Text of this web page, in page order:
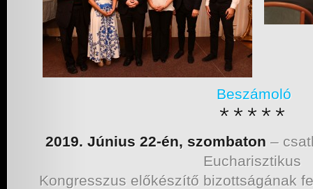
Beszámoló
2019. Június 22-én, szombaton –
Eucharisztikus
Kongresszus előkészítő bizottságának